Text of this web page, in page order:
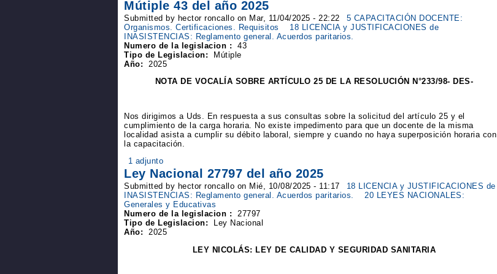
Mútiple 43 del año 2025
Submitted by hector roncallo on Mar, 11/04/2025 - 22:22
5 CAPACITACIÓN DOCENTE:
Organismos. Certificaciones. Requisitos
18 LICENCIA y JUSTIFICACIONES de
INASISTENCIAS: Reglamento general. Acuerdos paritarios.
Numero de la legislacion :
43
Tipo de Legislacion:
Mútiple
Año:
2025
NOTA DE VOCALÍA SOBRE ARTÍCULO 25 DE LA RESOLUCIÓN N°233/98- DES-
Nos dirigimos a Uds. En respuesta a sus consultas sobre la solicitud del artículo 25 y el
cumplimiento de la carga horaria. No existe impedimento para que un docente de la misma
localidad asista a cumplir su débito laboral, siempre y cuando no haya superposición horaria con
la capacitación.
1 adjunto
Ley Nacional 27797 del año 2025
Submitted by hector roncallo on Mié, 10/08/2025 - 11:17
18 LICENCIA y JUSTIFICACIONES de
INASISTENCIAS: Reglamento general. Acuerdos paritarios.
20 LEYES NACIONALES:
Generales y Educativas
Numero de la legislacion :
27797
Tipo de Legislacion:
Ley Nacional
Año:
2025
LEY NICOLÁS: LEY DE CALIDAD Y SEGURIDAD SANITARIA